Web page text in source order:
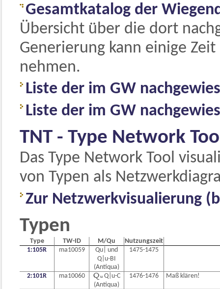
Gesamtkatalog der
Übersicht über die dort
Generierung kann einige
nehmen.
Liste der im GW
Liste der im GW
TNT - Type Network
Das Type Network Tool
von Typen als
Zur Netzwerkvisualierung
Typen
Type TW-ID M/Qu
Nutzungszeit
1:105R
ma10059
Qu| und
Q|u-BI
(Antiqua)
1475-1475
2:101R ma10060  Q|u-C
(Antiqua)
1476-1476 Maß klären!